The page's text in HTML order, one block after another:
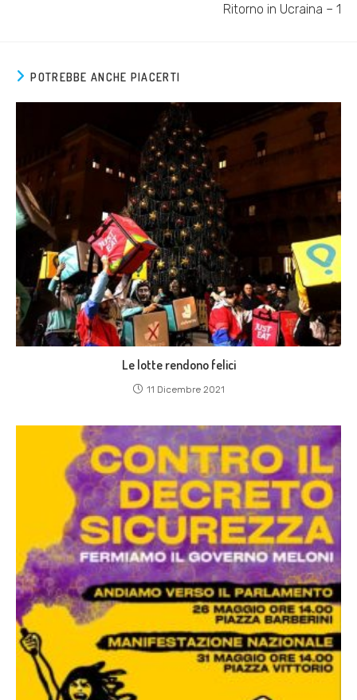
Ritorno in Ucraina – 1
POTREBBE ANCHE PIACERTI
Le lotte rendono felici
11 Dicembre 2021